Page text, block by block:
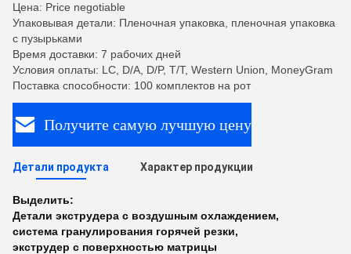
Цена: Price negotiable
Упаковывая детали: Пленочная упаковка, пленочная упаковка
с пузырьками
Время доставки: 7 рабочих дней
Условия оплаты: LC, D/A, D/P, T/T, Western Union, MoneyGram
Поставка способности: 100 комплектов на рот
Получите самую лучшую цену
Детали продукта Характер продукции
Выделить:
Детали экструдера с воздушным охлаждением,
система гранулирования горячей резки,
экструдер с поверхностью матрицы